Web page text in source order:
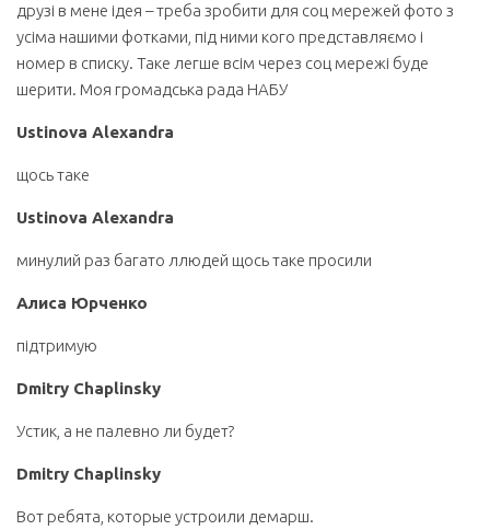
друзі в мене ідея – треба зробити для соц мережей фото з
усіма нашими фотками, під ними кого представляємо і
номер в списку. Таке легше всім через соц мережі буде
шерити. Моя громадська рада НАБУ
Ustinova Alexandra
щось таке
Ustinova Alexandra
минулий раз багато ллюдей щось таке просили
Алиса Юрченко
підтримую
Dmitry Chaplinsky
Устик, а не палевно ли будет?
Dmitry Chaplinsky
Вот ребята, которые устроили демарш.